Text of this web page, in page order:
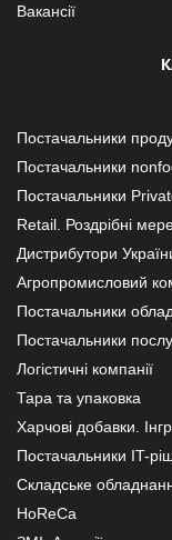
Вакансії
Постачальники
Постачальники
Постачальники
Retail. Роздрібні
Дистрибутори
Агропромисловий
Постачальники
Постачальники
Логістичні компанії
Тара та упаковка
Харчові добавки.
Постачальники IT-
Складське
HoReCa